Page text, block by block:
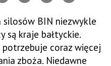
BIN niezwykle
są kraje bałtyckie.
coraz więcej
zboża. Niedawne